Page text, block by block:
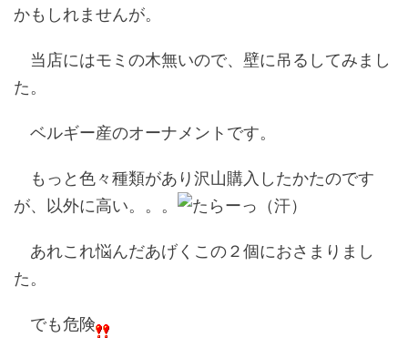
かもしれませんが。
当店にはモミの木無いので、壁に吊るしてみまし
た。
ベルギー産のオーナメントです。
もっと色々種類があり沢山購入したかたのです
が、以外に高い。。。
あれこれ悩んだあげくこの２個におさまりまし
た。
でも危険